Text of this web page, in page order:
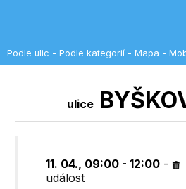
Podle ulic - Podle kategorií - Mapa -
ulice
11. 04., 09:00 - 12:00 -
událost